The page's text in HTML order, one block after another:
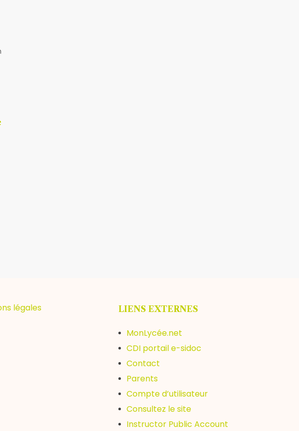
légales LIENS EXTERNES
MonLycée.net
CDI portail e-sidoc
Contact
Parents
Compte d’utilisateur
Consultez le site
Instructor Public Account